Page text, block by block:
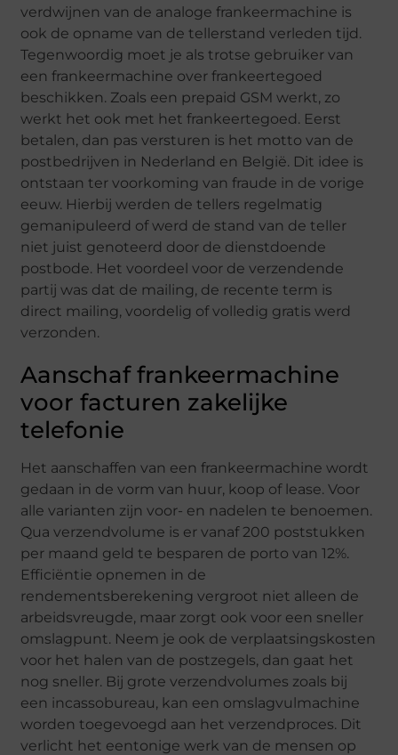
verdwijnen van de analoge frankeermachine is
ook de opname van de tellerstand verleden tijd.
Tegenwoordig moet je als trotse gebruiker van
een frankeermachine over frankeertegoed
beschikken. Zoals een prepaid GSM werkt, zo
werkt het ook met het frankeertegoed. Eerst
betalen, dan pas versturen is het motto van de
postbedrijven in Nederland en België. Dit idee is
ontstaan ter voorkoming van fraude in de vorige
eeuw. Hierbij werden de tellers regelmatig
gemanipuleerd of werd de stand van de teller
niet juist genoteerd door de dienstdoende
postbode. Het voordeel voor de verzendende
partij was dat de mailing, de recente term is
direct mailing, voordelig of volledig gratis werd
verzonden.
Aanschaf frankeermachine
voor facturen zakelijke
telefonie
Het aanschaffen van een frankeermachine wordt
gedaan in de vorm van huur, koop of lease. Voor
alle varianten zijn voor- en nadelen te benoemen.
Qua verzendvolume is er vanaf 200 poststukken
per maand geld te besparen de porto van 12%.
Efficiëntie opnemen in de
rendementsberekening vergroot niet alleen de
arbeidsvreugde, maar zorgt ook voor een sneller
omslagpunt. Neem je ook de verplaatsingskosten
voor het halen van de postzegels, dan gaat het
nog sneller. Bij grote verzendvolumes zoals bij
een incassobureau, kan een omslagvulmachine
worden toegevoegd aan het verzendproces. Dit
verlicht het eentonige werk van de mensen op